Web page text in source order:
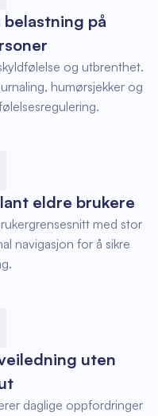
på
og utbrenthet.
humørsjekker og
eldre brukere
med stor
navigasjon for å sikre
uten
daglige oppfordringer